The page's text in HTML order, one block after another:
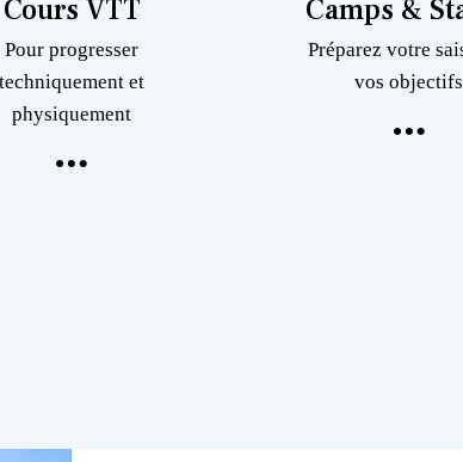
Cours VTT
Pour progresser
techniquement et
physiquement
Camps &
Préparez votre
vos objectifs